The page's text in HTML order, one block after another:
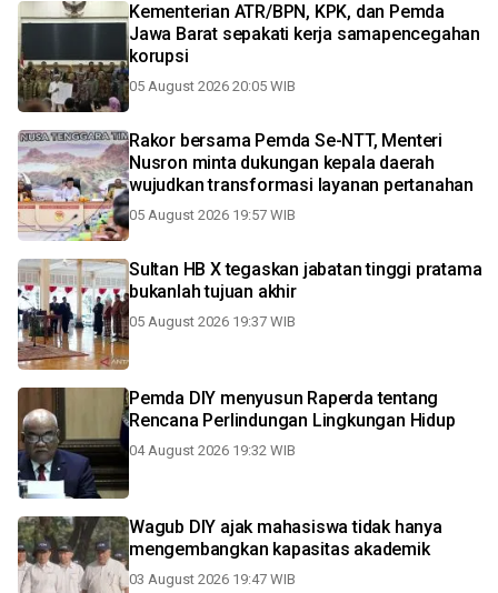
Kementerian ATR/BPN, KPK, dan Pemda
Jawa Barat sepakati kerja samapencegahan
korupsi
05 August 2026 20:05 WIB
Rakor bersama Pemda Se-NTT, Menteri
Nusron minta dukungan kepala daerah
wujudkan transformasi layanan pertanahan
05 August 2026 19:57 WIB
Sultan HB X tegaskan jabatan tinggi pratama
bukanlah tujuan akhir
05 August 2026 19:37 WIB
Pemda DIY menyusun Raperda tentang
Rencana Perlindungan Lingkungan Hidup
04 August 2026 19:32 WIB
Wagub DIY ajak mahasiswa tidak hanya
mengembangkan kapasitas akademik
03 August 2026 19:47 WIB